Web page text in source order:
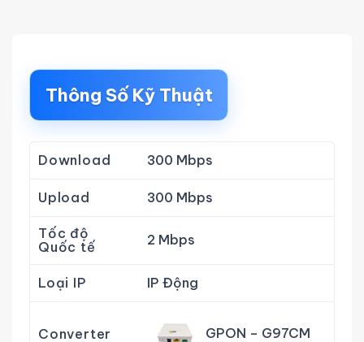
Thông Số Kỹ Thuật
Download 300 Mbps
Upload 300 Mbps
Tốc độ
Quốc tế
2 Mbps
Loại IP IP Động
Converter GPON – G97CM